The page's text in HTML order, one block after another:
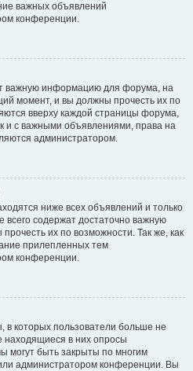
важных объявлений
конференции.
важную информацию для форума, на
момент, и вы должны прочесть их по
вверху каждой страницы форума,
и с важными объявлениями, права на
администратором.
ниже всех объявлений и только
содержат достаточно важную
их по возможности. Так же, как
прилепленных тем
конференции.
которых пользователи больше не
находящиеся в них опросы
могут быть закрыты по многим
администратором конференции. Вы